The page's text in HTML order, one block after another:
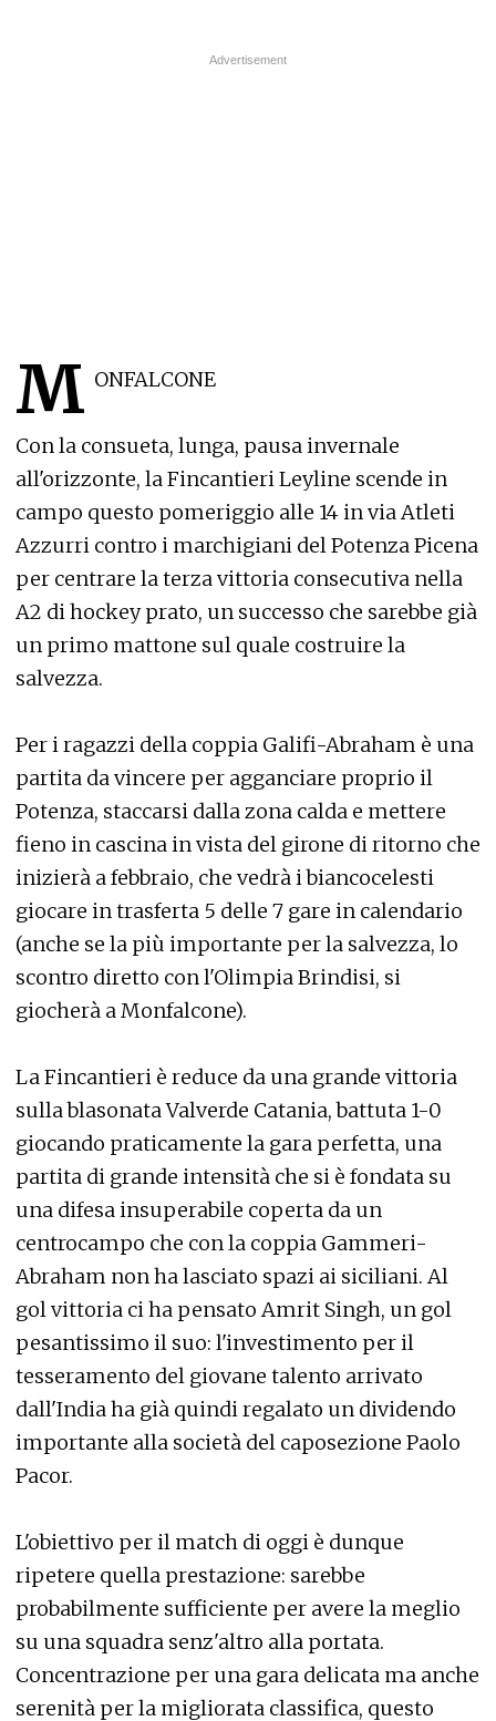
M ONFALCONE
Con la consueta, lunga, pausa invernale
all'orizzonte, la Fincantieri Leyline scende in
campo questo pomeriggio alle 14 in via Atleti
Azzurri contro i marchigiani del Potenza Picena
per centrare la terza vittoria consecutiva nella
A2 di hockey prato, un successo che sarebbe già
un primo mattone sul quale costruire la
salvezza.
Per i ragazzi della coppia Galifi-Abraham è una
partita da vincere per agganciare proprio il
Potenza, staccarsi dalla zona calda e mettere
fieno in cascina in vista del girone di ritorno che
inizierà a febbraio, che vedrà i biancocelesti
giocare in trasferta 5 delle 7 gare in calendario
(anche se la più importante per la salvezza, lo
scontro diretto con l'Olimpia Brindisi, si
giocherà a Monfalcone).
La Fincantieri è reduce da una grande vittoria
sulla blasonata Valverde Catania, battuta 1-0
giocando praticamente la gara perfetta, una
partita di grande intensità che si è fondata su
una difesa insuperabile coperta da un
centrocampo che con la coppia Gammeri-
Abraham non ha lasciato spazi ai siciliani. Al
gol vittoria ci ha pensato Amrit Singh, un gol
pesantissimo il suo: l'investimento per il
tesseramento del giovane talento arrivato
dall'India ha già quindi regalato un dividendo
importante alla società del caposezione Paolo
Pacor.
L'obiettivo per il match di oggi è dunque
ripetere quella prestazione: sarebbe
probabilmente sufficiente per avere la meglio
su una squadra senz'altro alla portata.
Concentrazione per una gara delicata ma anche
serenità per la migliorata classifica, questo